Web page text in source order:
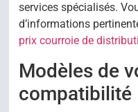
services spécialisés.
d’informations
prix courroie de
Modèles de
compatibilité